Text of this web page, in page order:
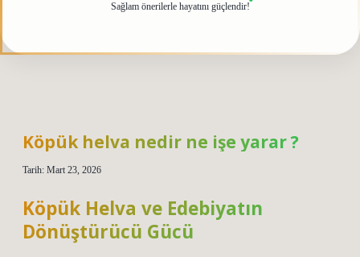
Sağlam önerilerle hayatını güçlendir!
Köpük helva nedir ne işe yarar ?
Tarih: Mart 23, 2026
Köpük Helva ve Edebiyatın
Dönüştürücü Gücü